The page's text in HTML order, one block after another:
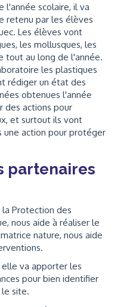
scolaire, il va
retenu par les élèves
Les élèves vont
les mollusques, les
tout au long de l'année.
les plastiques
rédiger un état des
obtenues l'année
des actions pour
et surtout ils vont
action pour protéger
partenaires
Protection des
nous aide à réaliser le
nature, nous aide
va apporter les
pour bien identifier
site.